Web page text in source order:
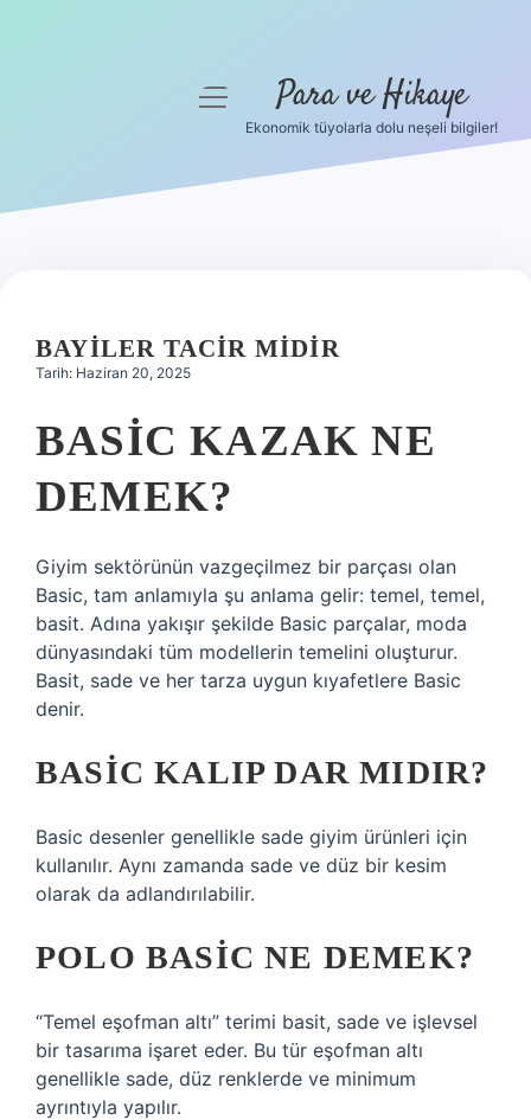
Hakkımızda
menüyü
Para ve Hikaye
Ekonomik tüyolarla dolu neşeli bilgiler!
BAYILER TACIR MIDIR
Tarih: Haziran 20, 2025
BASIC KAZAK NE
DEMEK?
Giyim sektörünün vazgeçilmez bir parçası olan
Basic, tam anlamıyla şu anlama gelir: temel, temel,
basit. Adına yakışır şekilde Basic parçalar, moda
dünyasındaki tüm modellerin temelini oluşturur.
Basit, sade ve her tarza uygun kıyafetlere Basic
denir.
BASIC KALIP DAR MIDIR?
Basic desenler genellikle sade giyim ürünleri için
kullanılır. Aynı zamanda sade ve düz bir kesim
olarak da adlandırılabilir.
POLO BASIC NE DEMEK?
“Temel eşofman altı” terimi basit, sade ve işlevsel
bir tasarıma işaret eder. Bu tür eşofman altı
genellikle sade, düz renklerde ve minimum
ayrıntıyla yapılır.